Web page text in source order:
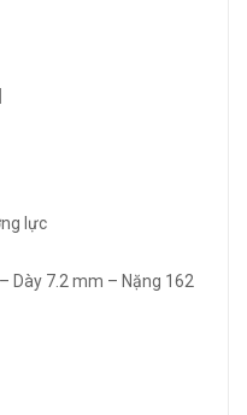
lực
Dày 7.2 mm – Nặng 162